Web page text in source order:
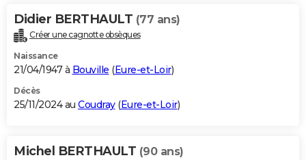
Didier BERTHAULT (77 ans)
Créer une cagnotte obsèques
Naissance
21/04/1947 à Bouville (Eure-et-Loir)
Décès
25/11/2024 au Coudray(Eure-et-Loir)
Michel BERTHAULT (90 ans)